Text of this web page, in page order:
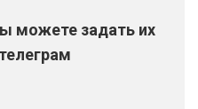
можете задать их